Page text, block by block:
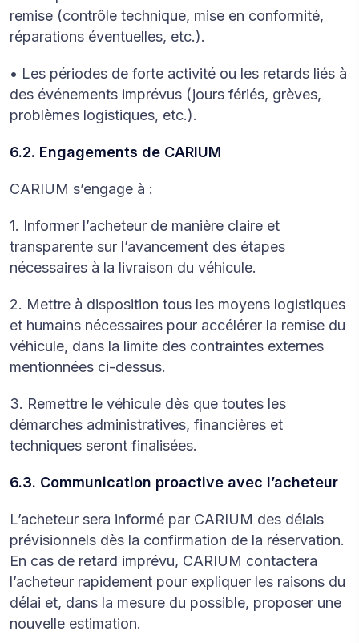
remise (contrôle technique, mise en conformité,
réparations éventuelles, etc.).
• Les périodes de forte activité ou les retards liés à
des événements imprévus (jours fériés, grèves,
problèmes logistiques, etc.).
6.2. Engagements de CARIUM
CARIUM s’engage à :
1. Informer l’acheteur de manière claire et
transparente sur l’avancement des étapes
nécessaires à la livraison du véhicule.
2. Mettre à disposition tous les moyens logistiques
et humains nécessaires pour accélérer la remise du
véhicule, dans la limite des contraintes externes
mentionnées ci-dessus.
3. Remettre le véhicule dès que toutes les
démarches administratives, financières et
techniques seront finalisées.
6.3. Communication proactive avec l’acheteur
L’acheteur sera informé par CARIUM des délais
prévisionnels dès la confirmation de la réservation.
En cas de retard imprévu, CARIUM contactera
l’acheteur rapidement pour expliquer les raisons du
délai et, dans la mesure du possible, proposer une
nouvelle estimation.